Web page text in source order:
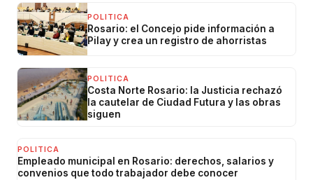
POLITICA
Rosario: el Concejo pide información a
Pilay y crea un registro de ahorristas
POLITICA
Costa Norte Rosario: la Justicia rechazó
la cautelar de Ciudad Futura y las obras
siguen
POLITICA
Empleado municipal en Rosario: derechos, salarios y
convenios que todo trabajador debe conocer